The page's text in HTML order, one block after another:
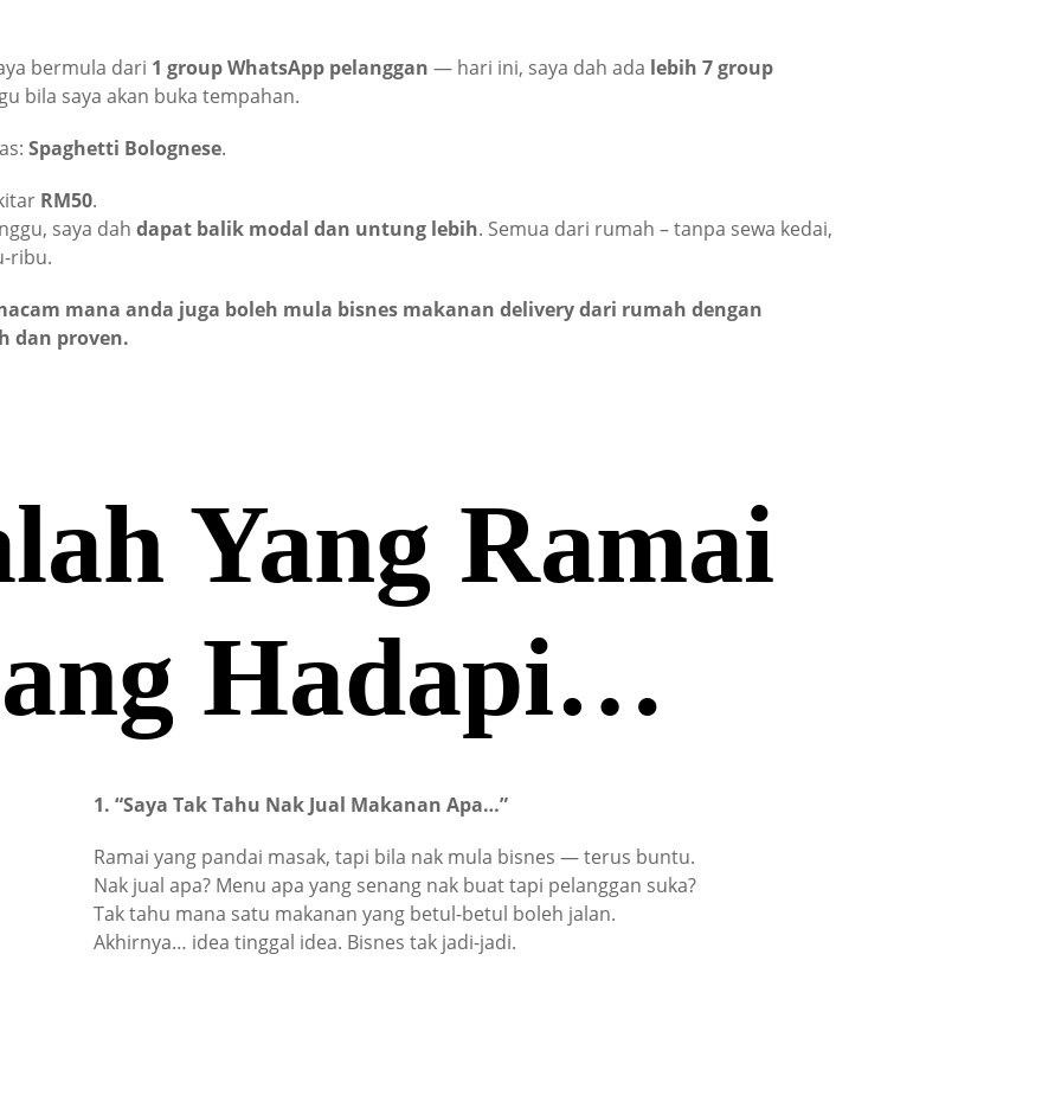
bermula dari 1 group WhatsApp pelanggan — hari ini, saya dah ada lebih 7 group
bila saya akan buka tempahan.
Spaghetti Bolognese.
RM50.
saya dah dapat balik modal dan untung lebih. Semua dari rumah – tanpa sewa kedai,
ribu.
mana anda juga boleh mula bisnes makanan delivery dari rumah dengan
dan proven.
Yang Ramai
Hadapi…
1. “Saya Tak Tahu Nak Jual Makanan Apa…”
Ramai yang pandai masak, tapi bila nak mula bisnes — terus buntu.
Nak jual apa? Menu apa yang senang nak buat tapi pelanggan suka?
Tak tahu mana satu makanan yang betul-betul boleh jalan.
Akhirnya… idea tinggal idea. Bisnes tak jadi-jadi.